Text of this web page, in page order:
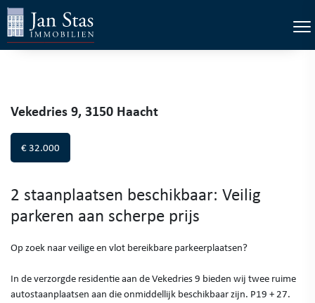
×
Vekedries 9, 3150 Haacht
€ 32.000
2 staanplaatsen beschikbaar: Veilig
parkeren aan scherpe prijs
Op zoek naar veilige en vlot bereikbare parkeerplaatsen?
In de verzorgde residentie aan de Vekedries 9 bieden wij twee ruime
autostaanplaatsen aan die onmiddellijk beschikbaar zijn. P19 + 27.